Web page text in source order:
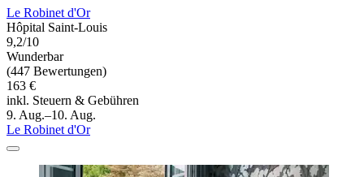
Le Robinet d'Or
Hôpital Saint-Louis
9,2/10
Wunderbar
(447 Bewertungen)
163 €
inkl. Steuern & Gebühren
9. Aug.–10. Aug.
Le Robinet d'Or